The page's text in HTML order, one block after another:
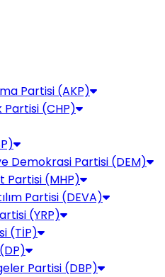
Partisi (AKP)
(CHP)
Demokrasi Partisi (DEM)
Partisi (MHP)
Partisi (DEVA)
(YRP)
(TİP)
Partisi (DBP)